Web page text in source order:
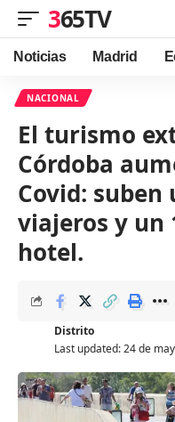
365TV
Noticias Madrid
NACIONAL
El turismo
Córdoba
Covid: suben
viajeros y un
hotel.
Last updated: 24 de
Distrito